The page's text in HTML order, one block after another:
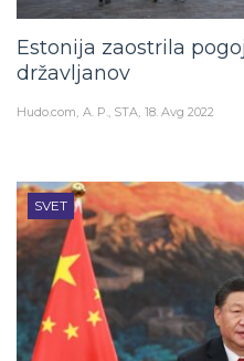
Estonija zaostrila
državljanov
Hudo.com A. P., STA 18. Avg 2022
SVET